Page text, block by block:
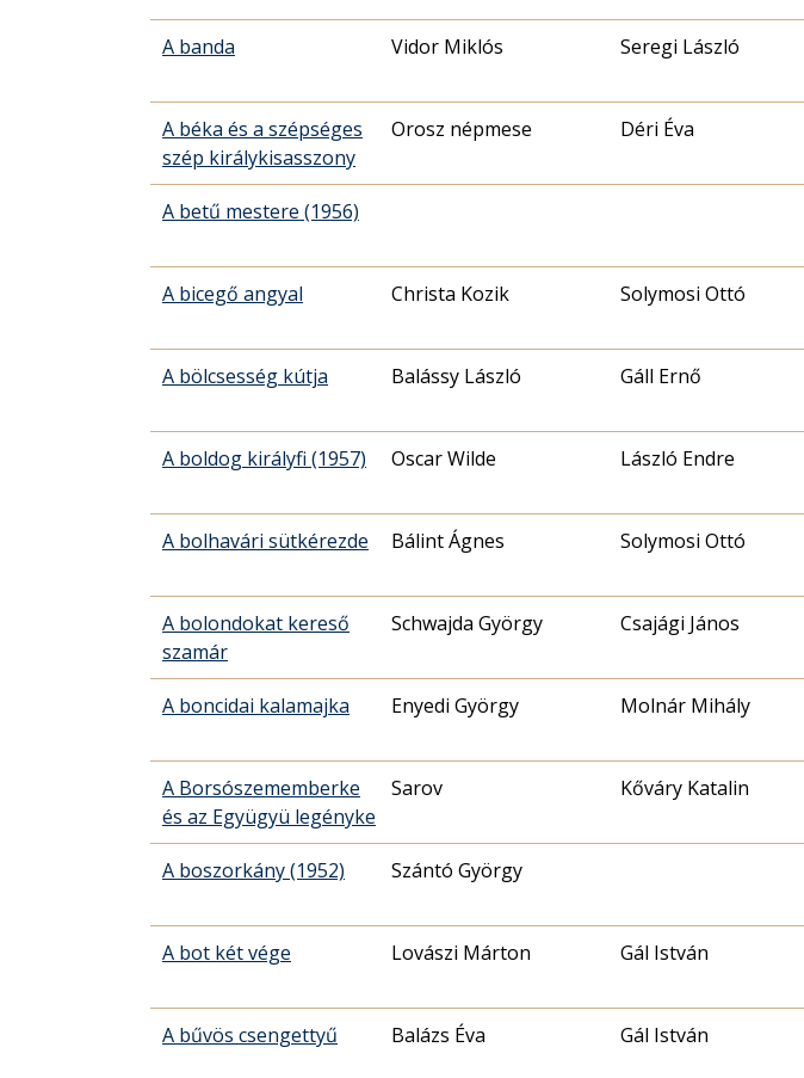
A banda Vidor Miklós Seregi László
A béka és a szépséges
szép királykisasszony
Orosz népmese Déri Éva
A betű mestere (1956)
A bicegő angyal Christa Kozik Solymosi Ottó
A bölcsesség kútja Balássy László Gáll Ernő
A boldog királyfi (1957) Oscar Wilde László Endre
A bolhavári sütkérezde Bálint Ágnes Solymosi Ottó
A bolondokat kereső
szamár
Schwajda György Csajági János
A boncidai kalamajka Enyedi György Molnár Mihály
A Borsószememberke
és az Együgyü legényke
Sarov Kőváry Katalin
A boszorkány (1952) Szántó György
A bot két vége Lovászi Márton Gál István
A bűvös csengettyű Balázs Éva Gál István